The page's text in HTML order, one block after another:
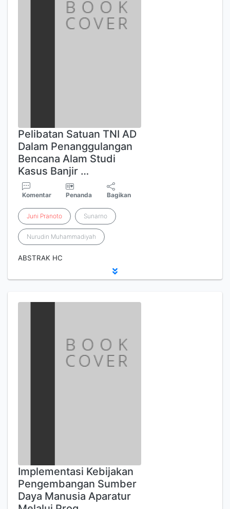
Pelibatan Satuan TNI AD
Dalam Penanggulangan
Bencana Alam Studi
Kasus Banjir …
Komentar Penanda Bagikan
Juni Pranoto Sunarno
Nurudin Muhammadiyah
ABSTRAK HC
Implementasi Kebijakan
Pengembangan Sumber
Daya Manusia Aparatur